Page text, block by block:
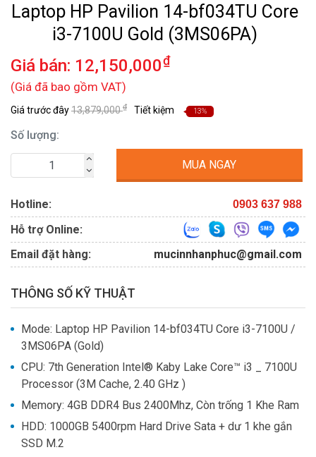
Laptop HP Pavilion 14-bf034TU Core
i3-7100U Gold (3MS06PA)
Giá bán: 12,150,000₫
(Giá đã bao gồm VAT)
Giá trước đây13,879,000₫ Tiết kiệm 13%
Số lượng:
MUA NGAY
Hotline: 0903 637 988
Hỗ trợ Online:
Email đặt hàng:
mucinnhanphuc@gmail.com
THÔNG SỐ KỸ THUẬT
Mode: Laptop HP Pavilion 14-bf034TU Core i3-7100U /
3MS06PA (Gold)
CPU: 7th Generation Intel® Kaby Lake Core™ i3 _ 7100U
Processor (3M Cache, 2.40 GHz )
Memory: 4GB DDR4 Bus 2400Mhz, Còn trống 1 Khe Ram
HDD: 1000GB 5400rpm Hard Drive Sata + dư 1 khe gắn
SSD M.2